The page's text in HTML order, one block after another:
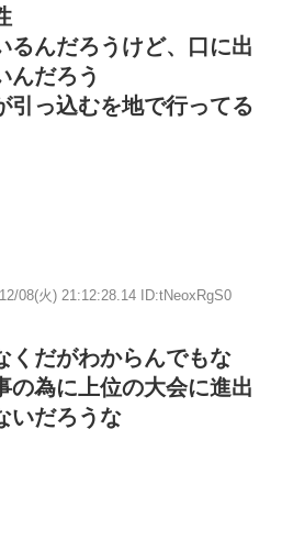
るんだろうけど、口に出
んだろう
引っ込むを地で行ってる
08(火) 21:12:28.14 ID:tNeoxRgS0
くだがわからんでもな
の為に上位の大会に進出
いだろうな